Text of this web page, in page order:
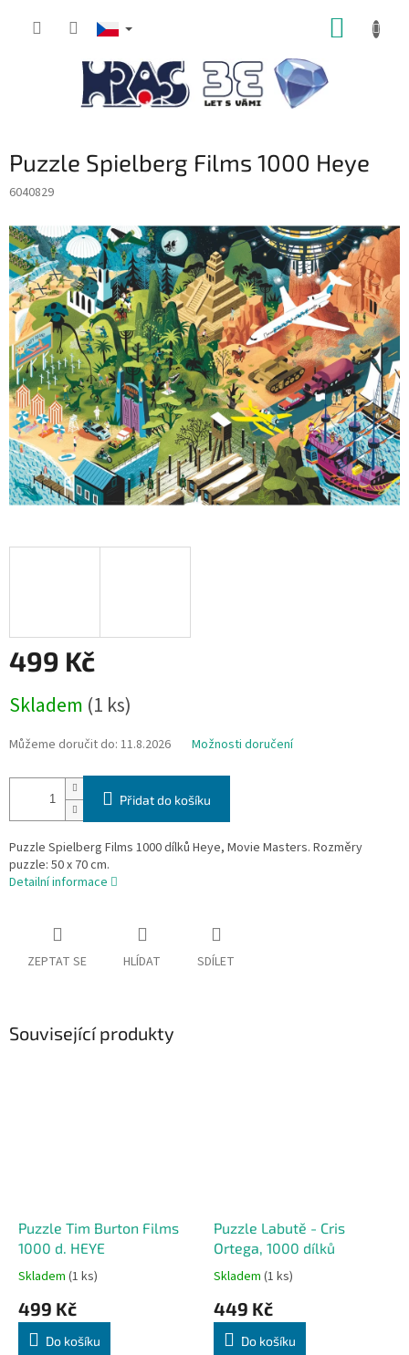
Puzzle Spielberg Films 1000 Heye
6040829
499 Kč
cena:
Skladem (1 ks)
Můžeme doručit do: 11.8.2026 Možnosti doručení
Přidat do košíku
Puzzle Spielberg Films 1000 dílků Heye, Movie Masters. Rozměry
puzzle: 50 x 70 cm.
Detailní informace
ZEPTAT SE HLÍDAT SDÍLET
Související produkty
Puzzle Tim Burton Films
1000 d. HEYE
Skladem (1 ks)
499 Kč
Do košíku
Puzzle Labutě - Cris
Ortega, 1000 dílků
Skladem (1 ks)
449 Kč
Do košíku